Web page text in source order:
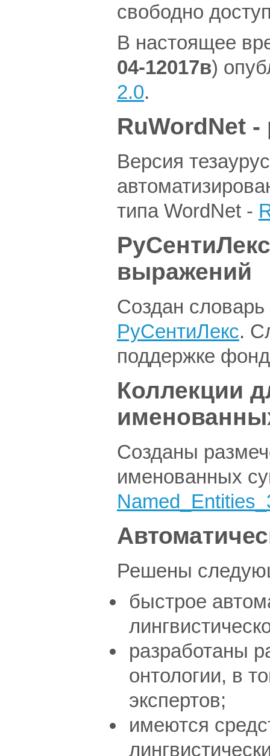
свободно
В настоящее
04-12017в)
2.0.
RuWordNet -
Версия
типа WordNet -
выражений
Создан
РуСентиЛекс.
поддержке
Коллекции
Созданы
именованных
Решены
быстрое
разработаны
онтологии, в
экспертов;
имеются